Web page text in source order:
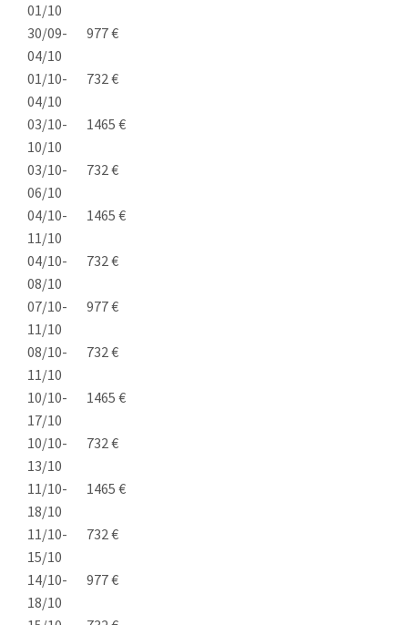
01/10
30/09-
04/10
977 €
01/10-
04/10
732 €
03/10-
10/10
1465 €
03/10-
06/10
732 €
04/10-
11/10
1465 €
04/10-
08/10
732 €
07/10-
11/10
977 €
08/10-
11/10
732 €
10/10-
17/10
1465 €
10/10-
13/10
732 €
11/10-
18/10
1465 €
11/10-
15/10
732 €
14/10-
18/10
977 €